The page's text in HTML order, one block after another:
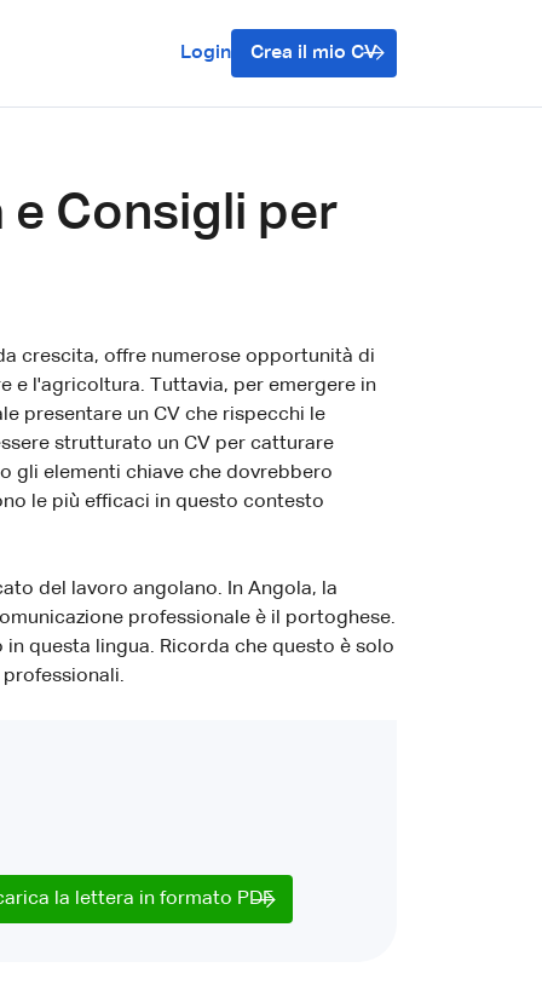
Login Crea il mio CV
e Consigli per
crescita, offre numerose opportunità di
e l'agricoltura. Tuttavia, per emergere in
presentare un CV che rispecchi le
strutturato un CV per catturare
gli elementi chiave che dovrebbero
le più efficaci in questo contesto
del lavoro angolano. In Angola, la
professionale è il portoghese.
questa lingua. Ricorda che questo è solo
la lettera in formato PDF